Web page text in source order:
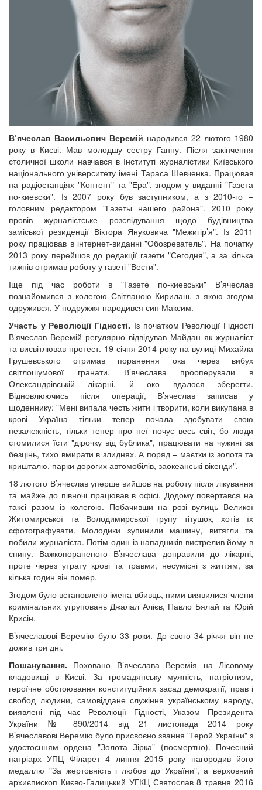
В’ячеслав Васильович Веремій народився 22 лютого 1980
року в Києві. Мав молодшу сестру Ганну. Після закінчення
столичної школи навчався в Інституті журналістики Київського
національного університету імені Тараса Шевченка. Працював
на радіостанціях "Контент" та "Ера", згодом у виданні "Газета
по-киевски". Із 2007 року був заступником, а з 2010-го –
головним редактором "Газеты нашего района". 2010 року
провів журналістське розслідування щодо будівництва
заміської резиденції Віктора Януковича "Межигір’я". Із 2011
року працював в інтернет-виданні "Обозреватель". На початку
2013 року перейшов до редакції газети "Сегодня", а за кілька
тижнів отримав роботу у газеті "Вести".
Іще під час роботи в "Газете по-киевськи" В’ячеслав
познайомився з колегою Світланою Кирилаш, з якою згодом
одружився. У подружжя народився син Максим.
Участь у Революції Гідності. Із початком Революції Гідності
В’ячеслав Веремій регулярно відвідував Майдан як журналіст
та висвітлював протест. 19 січня 2014 року на вулиці Михайла
Грушевського отримав поранення ока через вибух
світлошумової гранати. В’ячеслава прооперували в
Олександрівській лікарні, й око вдалося зберегти.
Відновлюючись після операції, В’ячеслав записав у
щоденнику: "Мені випала честь жити і творити, коли викупана в
крові Україна тільки тепер почала здобувати свою
незалежність, тільки тепер про неї почує весь світ, бо люди
стомилися їсти "дірочку від бублика", працювати на чужині за
безцінь, тихо вмирати в злиднях. А поряд – маєтки із золота та
кришталю, парки дорогих автомобілів, заокеанські вікенди".
18 лютого В’ячеслав уперше вийшов на роботу після лікування
та майже до півночі працював в офісі. Додому повертався на
таксі разом із колегою. Побачивши на розі вулиць Великої
Житомирської та Володимирської групу тітушок, хотів їх
сфотографувати. Молодики зупинили машину, витягли та
побили журналіста. Потім один із нападників вистрелив йому в
спину. Важкопораненого В’ячеслава доправили до лікарні,
проте через утрату крові та травми, несумісні з життям, за
кілька годин він помер.
Згодом було встановлено імена вбивць, ними виявилися члени
кримінальних угруповань Джалал Алієв, Павло Бялай та Юрій
Крисін.
В’ячеславові Веремію було 33 роки. До свого 34-річчя він не
дожив три дні.
Пошанування. Поховано В’ячеслава Веремія на Лісовому
кладовищі в Києві. За громадянську мужність, патріотизм,
героїчне обстоювання конституційних засад демократії, прав і
свобод людини, самовіддане служіння українському народу,
виявлені під час Революції Гідності, Указом Президента
України № 890/2014 від 21 листопада 2014 року
В’ячеславові Веремію було присвоєно звання "Герой України" з
удостоєнням ордена "Золота Зірка" (посмертно). Почесний
патріарх УПЦ Філарет 4 липня 2015 року нагородив його
медаллю "За жертовність і любов до України", а верховний
архиєпископ Києво-Галицький УГКЦ Святослав 8 травня 2016